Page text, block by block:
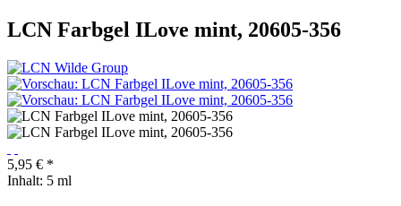
LCN Farbgel ILove mint, 20605-356
5,95 € *
Inhalt: 5 ml